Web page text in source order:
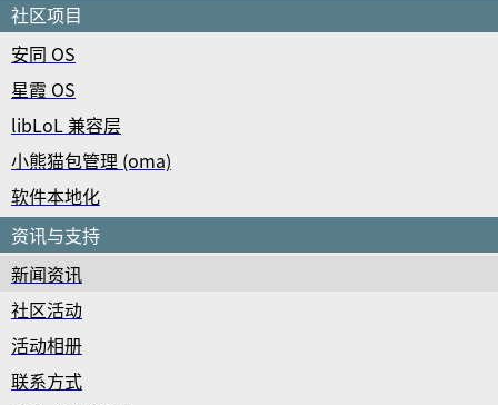
社区项目
安同 OS
星霞 OS
libLoL 兼容层
小熊猫包管理 (oma)
软件本地化
资讯与支持
新闻资讯
社区活动
活动相册
联系方式